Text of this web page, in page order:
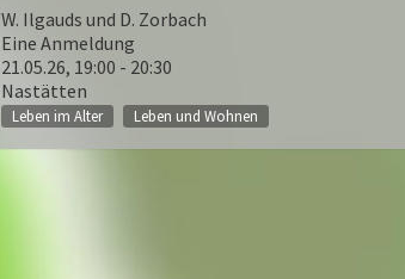
W. Ilgauds und D. Zorbach
Eine Anmeldung
21.05.26, 19:00 - 20:30
Nastätten
Leben im Alter Leben und Wohnen